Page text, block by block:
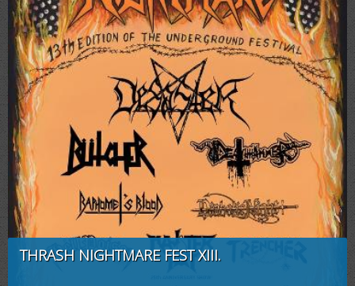
THRASH NIGHTMARE FEST XIII.